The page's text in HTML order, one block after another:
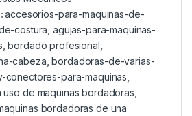
accesorios-para-maquinas-de-
costura agujas-para-maquinas-
,bordado profesional
cabeza ,bordadoras-de-varias-
conectores-para-maquinas
de maquinas bordadoras
bordadoras de una